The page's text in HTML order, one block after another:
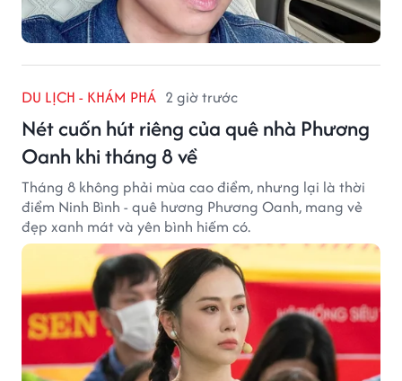
DU LỊCH - KHÁM PHÁ 2 giờ trước
Nét cuốn hút riêng của quê nhà Phương
Oanh khi tháng 8 về
Tháng 8 không phải mùa cao điểm, nhưng lại là thời
điểm Ninh Bình - quê hương Phương Oanh, mang vẻ
đẹp xanh mát và yên bình hiếm có.